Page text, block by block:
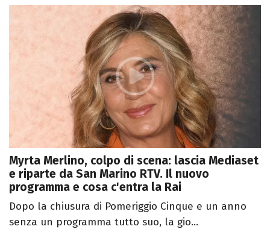
Myrta Merlino, colpo di scena: lascia Mediaset
e riparte da San Marino RTV. Il nuovo
programma e cosa c'entra la Rai
Dopo la chiusura di Pomeriggio Cinque e un anno
senza un programma tutto suo, la gio...